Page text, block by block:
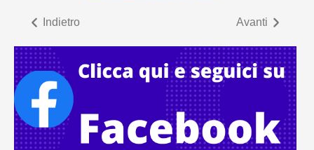
Indietro Avanti